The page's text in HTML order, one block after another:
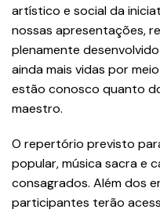
artístico e social da
nossas apresentações,
plenamente
ainda mais vidas por
estão conosco quanto
maestro.
O repertório previsto
popular, música sacra e
consagrados. Além dos
participantes terão